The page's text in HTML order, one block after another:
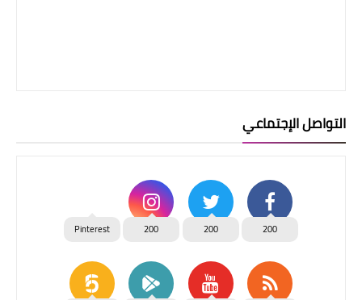
التواصل الإجتماعي
200
200
200
Pinterest